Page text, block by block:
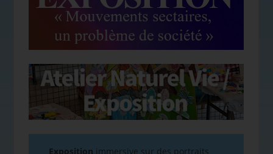
Exposition immersive sur des portraits